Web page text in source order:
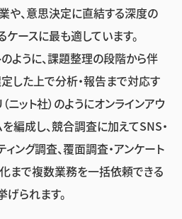
や、意思決定に直結する深度の
ースに最も適しています。
ように、課題整理の段階から伴
した上で分析・報告まで対応す
ニット社）のようにオンラインアウ
編成し、競合調査に加えてSNS・
ング調査、覆面調査・アンケート
まで複数業務を一括依頼できる
られます。